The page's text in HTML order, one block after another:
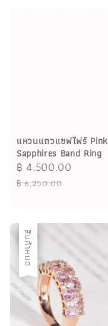
แหวนแถวแซฟไฟร์ Pink
Sapphires Band Ring
Sale
price
฿ 4,500.00
฿ 6,250.00
ลด
สินค้าหมด